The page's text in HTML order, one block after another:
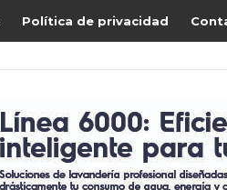
Política de privacidad